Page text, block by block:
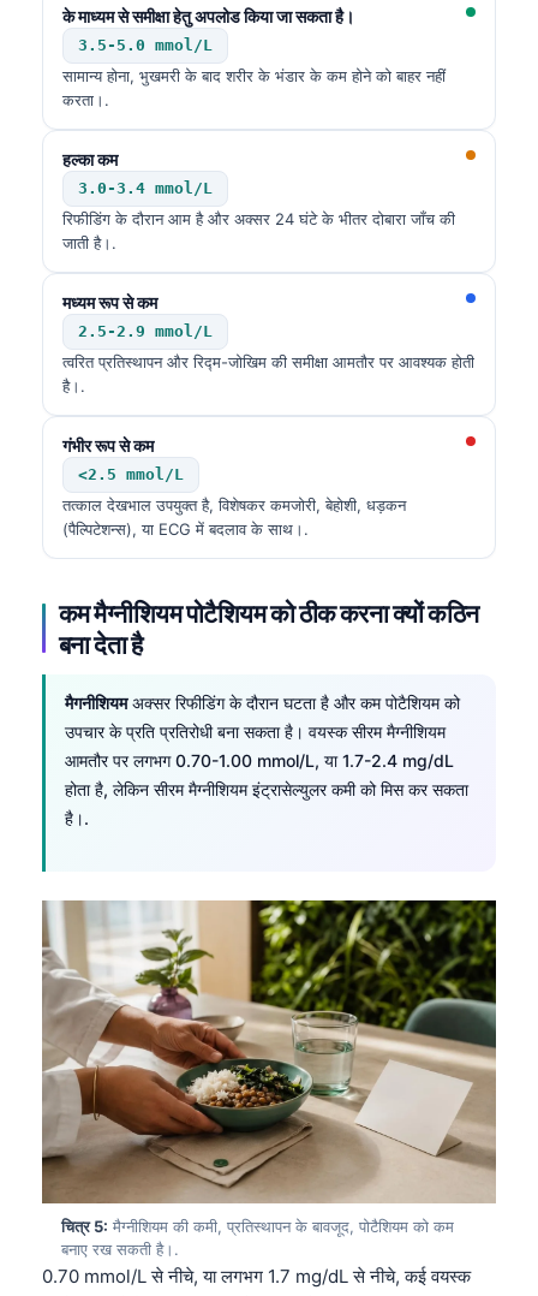
के माध्यम से समीक्षा हेतु अपलोड किया जा सकता है।
3.5-5.0 mmol/L
सामान्य होना, भुखमरी के बाद शरीर के भंडार के कम होने को बाहर नहीं
करता।.
हल्का कम
3.0-3.4 mmol/L
रिफीडिंग के दौरान आम है और अक्सर 24 घंटे के भीतर दोबारा जाँच की
जाती है।.
मध्यम रूप से कम
2.5-2.9 mmol/L
त्वरित प्रतिस्थापन और रिद्म-जोखिम की समीक्षा आमतौर पर आवश्यक होती
है।.
गंभीर रूप से कम
<2.5 mmol/L
तत्काल देखभाल उपयुक्त है, विशेषकर कमजोरी, बेहोशी, धड़कन
(पैल्पिटेशन्स), या ECG में बदलाव के साथ।.
कम मैग्नीशियम पोटैशियम को ठीक करना क्यों कठिन
बना देता है
मैगनीशियमअक्सर रिफीडिंग के दौरान घटता है और कम पोटैशियम को
उपचार के प्रति प्रतिरोधी बना सकता है। वयस्क सीरम मैग्नीशियम
आमतौर पर लगभग 0.70-1.00 mmol/L, या 1.7-2.4 mg/dL
होता है, लेकिन सीरम मैग्नीशियम इंट्रासेल्युलर कमी को मिस कर सकता
है।.
चित्र 5: मैग्नीशियम की कमी, प्रतिस्थापन के बावजूद, पोटैशियम को कम
बनाए रख सकती है।.
0.70 mmol/L से नीचे, या लगभग 1.7 mg/dL से नीचे, कई वयस्क